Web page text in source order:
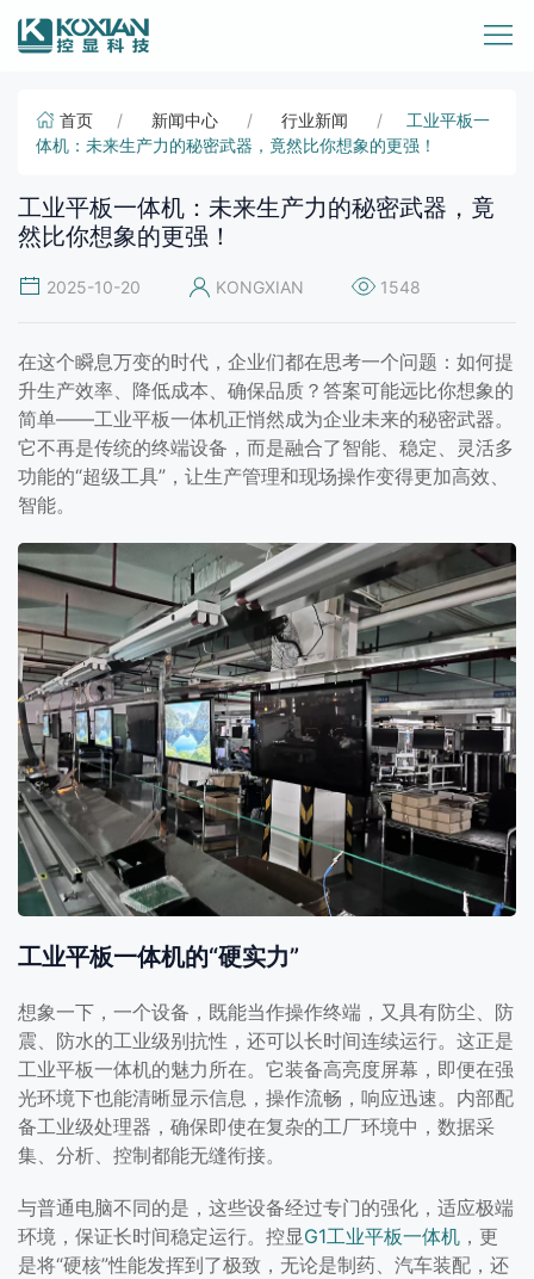
首页 新闻中心 行业新闻
工业平板一
体机：未来生产力的秘密武器，竟然比你想象的更强！
工业平板一体机：未来生产力的秘密武器，竟
然比你想象的更强！
2025-10-20 KONGXIAN 1548
在这个瞬息万变的时代，企业们都在思考一个问题：如何提
升生产效率、降低成本、确保品质？答案可能远比你想象的
简单——工业平板一体机正悄然成为企业未来的秘密武器。
它不再是传统的终端设备，而是融合了智能、稳定、灵活多
功能的“超级工具”，让生产管理和现场操作变得更加高效、
智能。
工业平板一体机的“硬实力”
想象一下，一个设备，既能当作操作终端，又具有防尘、防
震、防水的工业级别抗性，还可以长时间连续运行。这正是
工业平板一体机的魅力所在。它装备高亮度屏幕，即便在强
光环境下也能清晰显示信息，操作流畅，响应迅速。内部配
备工业级处理器，确保即使在复杂的工厂环境中，数据采
集、分析、控制都能无缝衔接。
与普通电脑不同的是，这些设备经过专门的强化，适应极端
环境，保证长时间稳定运行。控显G1工业平板一体机 ，更
是将“硬核”性能发挥到了极致，无论是制药、汽车装配，还